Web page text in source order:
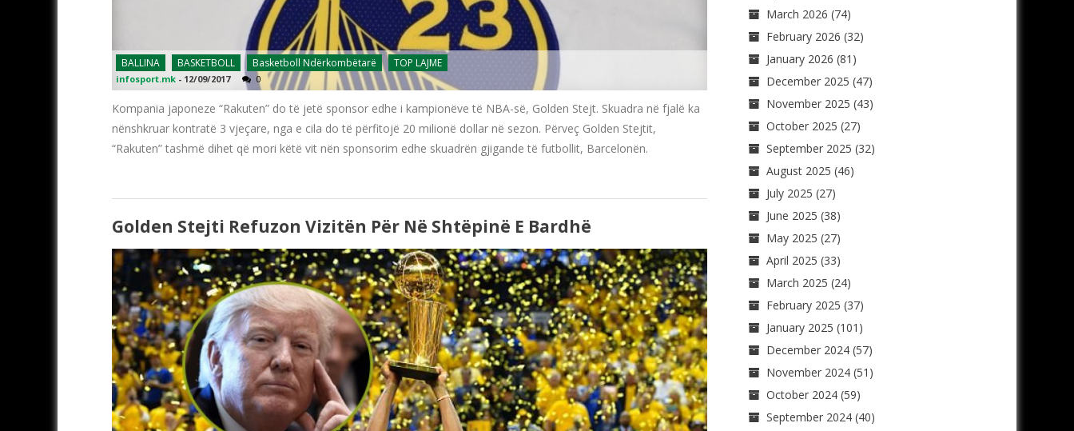
BALLINA BASKETBOLL Basketboll Ndërkombëtarë TOP LAJME
infosport.mk - 12/09/2017 0
Kompania japoneze “Rakuten” do të jetë sponsor edhe i kampionëve të NBA-së, Golden Stejt. Skuadra në fjalë ka
nënshkruar kontratë 3 vjeçare, nga e cila do të përfitojë 20 milionë dollar në sezon. Përveç Golden Stejtit,
“Rakuten” tashmë dihet që mori këtë vit nën sponsorim edhe skuadrën gjigande të futbollit, Barcelonën.
Golden Stejti Refuzon Vizitën Për Në Shtëpinë E Bardhë
March 2026 (74)
February 2026 (32)
January 2026 (81)
December 2025 (47)
November 2025 (43)
October 2025 (27)
September 2025 (32)
August 2025 (46)
July 2025 (27)
June 2025 (38)
May 2025 (27)
April 2025 (33)
March 2025 (24)
February 2025 (37)
January 2025 (101)
December 2024(57)
November 2024(51)
October 2024(59)
September 2024(40)